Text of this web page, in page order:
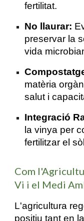
fertilitat.
No llaurar:
preservar la
vida
matèria
salut i
Integració
la vinya per
fertilitzar el
Com
Vi i el Medi
L'agricultura
positiu tant en